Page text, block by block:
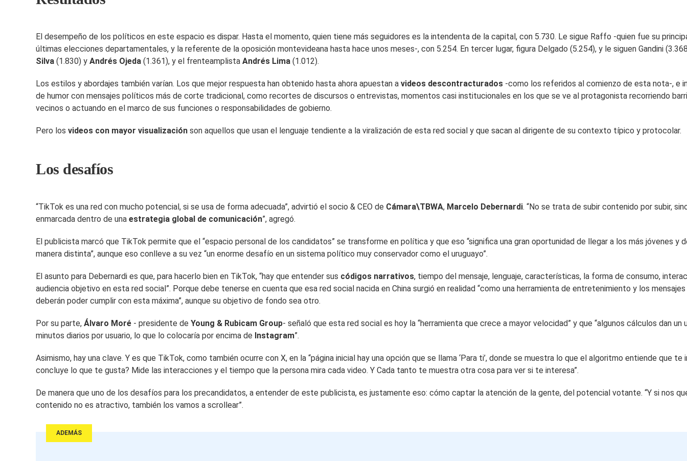
El desempeño de los políticos en este espacio es dispar. Hasta el momento, quien tiene más seguidores es la intendenta de la capital, con 5.730. Le sigue Raffo -quien fue su
últimas elecciones departamentales, y la referente de la oposición montevideana hasta hace unos meses-, con 5.254. En tercer lugar, figura Delgado (5.254), y le siguen Gandini
Silva (1.830) y Andrés Ojeda (1.361), y el frenteamplista Andrés Lima (1.012).
Los estilos y abordajes también varían. Los que mejor respuesta han obtenido hasta ahora apuestan a videos descontracturados -como los referidos al comienzo de esta nota-, e
de humor con mensajes políticos más de corte tradicional, como recortes de discursos o entrevistas, momentos casi institucionales en los que se ve al protagonista recorriendo
vecinos o actuando en el marco de sus funciones o responsabilidades de gobierno.
Pero los videos con mayor visualización son aquellos que usan el lenguaje tendiente a la viralización de esta red social y que sacan al dirigente de su contexto típico y protocolar.
Los desafíos
“TikTok es una red con mucho potencial, si se usa de forma adecuada”, advirtió el socio & CEO de Cámara\TBWA, Marcelo Debernardi. “No se trata de subir contenido por subir,
enmarcada dentro de una estrategia global de comunicación”, agregó.
El publicista marcó que TikTok permite que el “espacio personal de los candidatos” se transforme en política y que eso “significa una gran oportunidad de llegar a los más jóvenes y
manera distinta”, aunque eso conlleve a su vez “un enorme desafío en un sistema político muy conservador como el uruguayo”.
El asunto para Debernardi es que, para hacerlo bien en TikTok, “hay que entender sus códigos narrativos, tiempo del mensaje, lenguaje, características, la forma de consumo,
audiencia objetivo en esta red social”. Porque debe tenerse en cuenta que esa red social nacida en China surgió en realidad “como una herramienta de entretenimiento y los
deberán poder cumplir con esta máxima”, aunque su objetivo de fondo sea otro.
Por su parte, Álvaro Moré - presidente de Young & Rubicam Group- señaló que esta red social es hoy la “herramienta que crece a mayor velocidad” y que “algunos cálculos dan un
minutos diarios por usuario, lo que lo colocaría por encima de Instagram”.
Asimismo, hay una clave. Y es que TikTok, como también ocurre con X, en la “página inicial hay una opción que se llama ‘Para ti’, donde se muestra lo que el algoritmo entiende que te
concluye lo que te gusta? Mide las interacciones y el tiempo que la persona mira cada video. Y Cada tanto te muestra otra cosa para ver si te interesa”.
De manera que uno de los desafíos para los precandidatos, a entender de este publicista, es justamente eso: cómo captar la atención de la gente, del potencial votante. “Y si nos
contenido no es atractivo, también los vamos a scrollear”.
ADEMÁS